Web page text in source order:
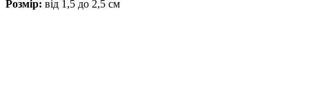
Розмір: від 1,5 до 2,5 см